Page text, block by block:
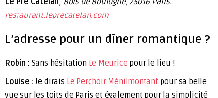
Le Pré Catelan, Bois de Boulogne, 75016 Paris.
restaurant.leprecatelan.com
L’adresse pour un dîner romantique ?
Robin : Sans hésitation Le Meurice pour le lieu !
Louise : Je dirais Le Perchoir Ménilmontant pour sa belle
vue sur les toits de Paris et également pour la simplicité